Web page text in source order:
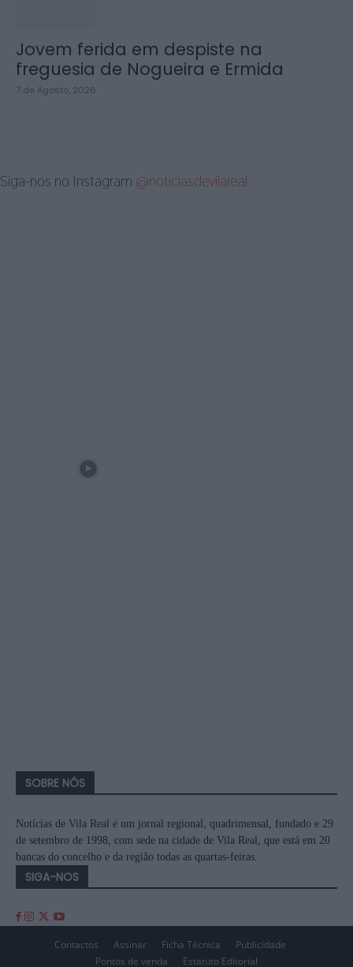
Jovem ferida em despiste na
freguesia de Nogueira e Ermida
7 de Agosto, 2026
Siga-nos no Instagram @noticiasdevilareal
SOBRE NÓS
Notícias de Vila Real é um jornal regional, quadrimensal, fundado e 29
de setembro de 1998, com sede na cidade de Vila Real, que está em 20
bancas do concelho e da região todas as quartas-feiras.
SIGA-NOS
Contactos Assinar Ficha Técnica
Publicidade
Pontos de venda
Estatuto Editorial